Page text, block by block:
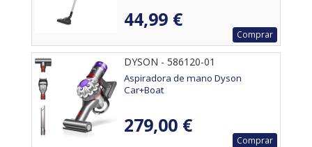
44,99 €
Comprar
DYSON - 586120-01
Aspiradora de mano Dyson
Car+Boat
279,00 €
Comprar